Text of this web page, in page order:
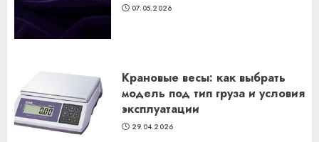
07.05.2026
Крановые весы: как выбрать
модель под тип груза и условия
эксплуатации
29.04.2026